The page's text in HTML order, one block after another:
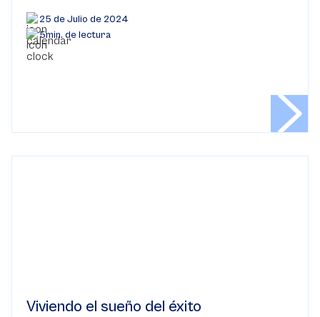
25 de Julio de 2024
5min. de lectura
Viviendo el sueño del éxito